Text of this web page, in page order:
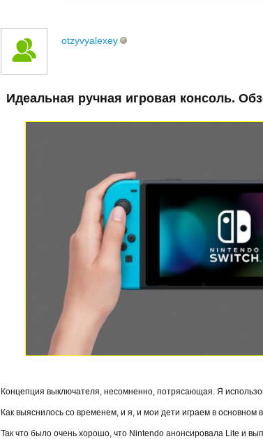
otzyvyalexey
Идеальная ручная игровая консоль.
Концепция выключателя, несомненно, потрясающая. Я
Как выяснилось со временем, и я, и мои дети играем в основном
Так что было очень хорошо, что Nintendo анонсировала Lite и